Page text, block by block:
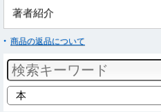
著者紹介
商品の返品について